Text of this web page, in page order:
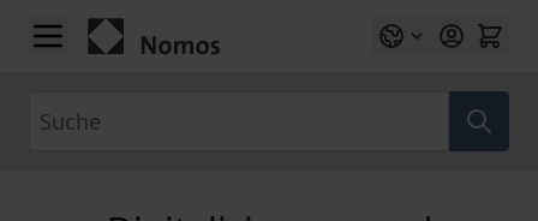
Zum Inhalt springen